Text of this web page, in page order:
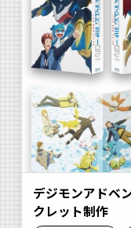
デジモンアドベ
クレット制作